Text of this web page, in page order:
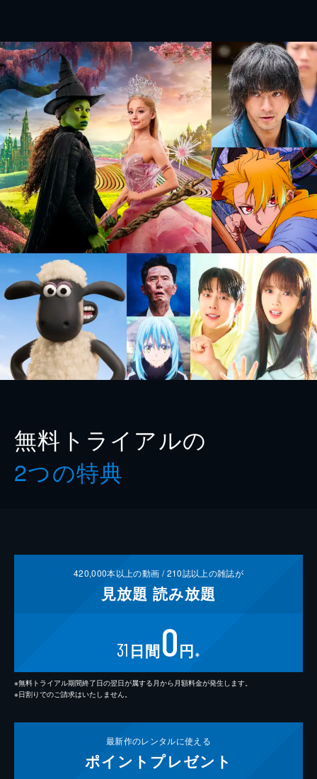
無料トライアルの
2つの特典
420,000本以上の動画 /210誌以上の雑誌が
見放題 読み放題
31 日間0円 ※
※無料トライアル期間終了日の翌日が属する月から月額料金が発生します。
※日割りでのご請求はいたしません。
最新作のレンタルに使える
ポイント プレゼント